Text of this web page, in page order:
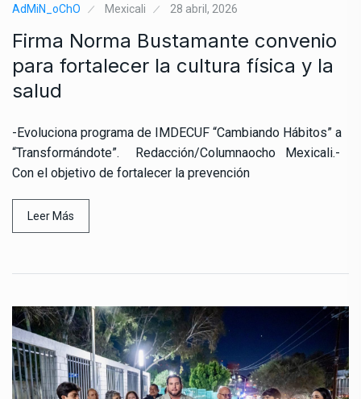
AdMiN_oChO Mexicali 28 abril, 2026
Firma Norma Bustamante convenio
para fortalecer la cultura física y la
salud
-Evoluciona programa de IMDECUF “Cambiando Hábitos” a
“Transformándote”. Redacción/Columnaocho Mexicali.-
Con el objetivo de fortalecer la prevención
Leer Más